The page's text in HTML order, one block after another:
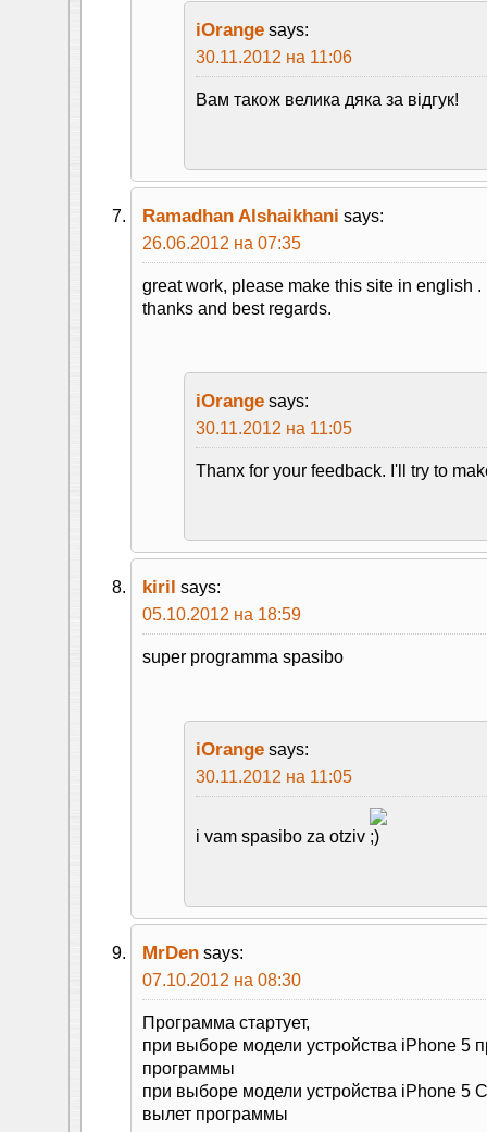
iOrange says:
30.11.2012 на 11:06
Вам також велика дяка за вiдгук!
Ramadhan Alshaikhani says:
26.06.2012 на 07:35
great work, please make this site in english .
thanks and best regards.
iOrange says:
30.11.2012 на 11:05
Thanx for your feedback. I'll try to
kiril says:
05.10.2012 на 18:59
super programma spasibo
iOrange says:
30.11.2012 на 11:05
i vam spasibo za otziv
MrDen says:
07.10.2012 на 08:30
Программа стартует,
при выборе модели устройства iPhone 5
программы
при выборе модели устройства iPhone 5
вылет программы